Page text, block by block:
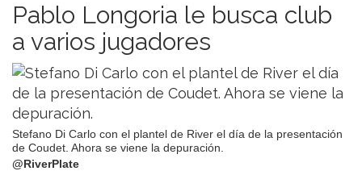
Pablo Longoria le busca club
a varios jugadores
Stefano Di Carlo con el plantel de River el día de la presentación
de Coudet. Ahora se viene la depuración.
@RiverPlate